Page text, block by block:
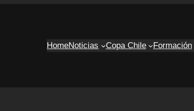
HomeNoticias Copa Chile Formación